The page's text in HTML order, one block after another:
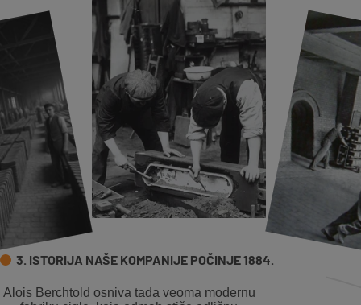
3. ISTORIJA NAŠE KOMPANIJE POČINJE 1884.
Alois Berchtold osniva tada veoma modernu